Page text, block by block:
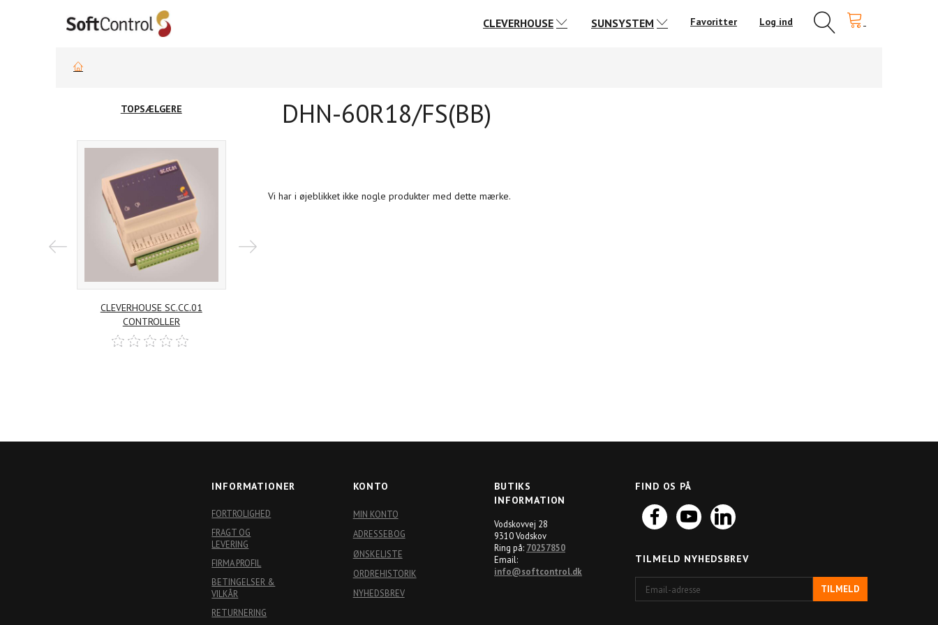
Favoritter Log ind
CLEVERHOUSE SUNSYSTEM
TOPSÆLGERE
CLEVERHOUSE SC.CC.01
CONTROLLER
Log ind her
for at købe
DHN-60R18/FS(BB)
Vi har i øjeblikket ikke nogle produkter med dette mærke.
INFORMATIONER
FORTROLIGHED
FRAGT OG
LEVERING
FIRMA PROFIL
BETINGELSER &
VILKÅR
RETURNERING
KONTO
MIN KONTO
ADRESSEBOG
ØNSKELISTE
ORDREHISTORIK
NYHEDSBREV
BUTIKS
INFORMATION
Vodskovvej 28
9310 Vodskov
Ring på: 70257850
Email:
info@softcontrol.dk
FIND OS PÅ
TILMELD NYHEDSBREV
adresse
TILMELD